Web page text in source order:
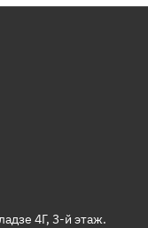
4Г, 3-й этаж.